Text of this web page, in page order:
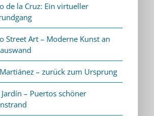
de la Cruz: Ein virtueller
Street Art – Moderne Kunst an
– zurück zum Ursprung
Jardín – Puertos schöner